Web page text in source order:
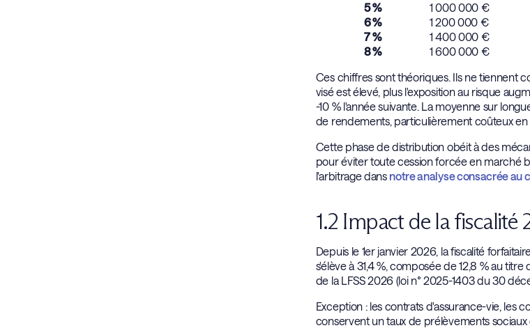
5 %
1 000 000 €
6 %
1 200 000 €
7 %
1 400 000 €
8 %
1 600 000 €
Ces chiffres sont théoriques. Ils ne tiennent
visé est élevé, plus l'exposition au risque
-10 % l'année suivante. La moyenne sur
de rendements, particulièrement coûteux en
Cette phase de distribution obéit à des
pour éviter toute cession forcée en marché
l'arbitrage dans notre analyse consacrée au
1.2 Impact de la fiscalité
Depuis le 1er janvier 2026, la fiscalité
s'élève à 31,4 %, composée de 12,8 % au
de la LFSS 2026 (loi n° 2025-1403 du 30
Exception : les contrats d'assurance-vie, les
conservent un taux de prélèvements sociaux